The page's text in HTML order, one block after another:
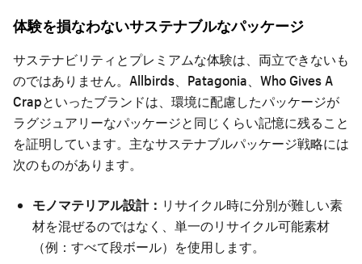
体験を損なわないサステナブルなパッケージ
サステナビリティとプレミアムな体験は、両立できないも
のではありません。Allbirds、Patagonia、Who Gives A
Crapといったブランドは、環境に配慮したパッケージが
ラグジュアリーなパッケージと同じくらい記憶に残ること
を証明しています。主なサステナブルパッケージ戦略には
次のものがあります。
モノマテリアル設計： リサイクル時に分別が難しい素
材を混ぜるのではなく、単一のリサイクル可能素材
（例：すべて段ボール）を使用します。